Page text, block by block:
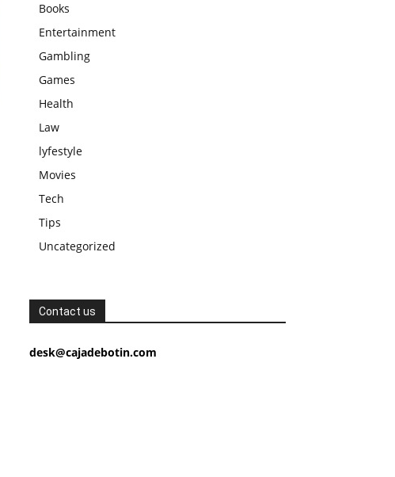
Books
Entertainment
Gambling
Games
Health
Law
lyfestyle
Movies
Tech
Tips
Uncategorized
Contact us
desk@cajadebotin.com